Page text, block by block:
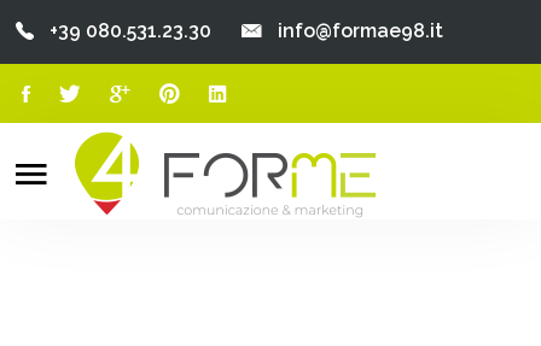
Chi Siamo
+39 080.531.23.30 info@formae98.it
Search